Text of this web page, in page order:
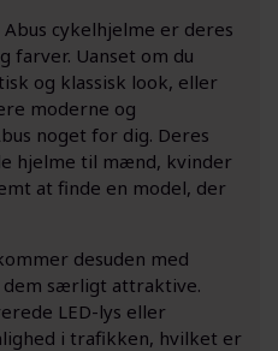
cykelhjelme er deres
farver. Uanset om du
og klassisk look, eller
moderne og
noget for dig. Deres
hjelme til mænd, kvinder
at finde en model, der
desuden med
særligt attraktive.
LED-lys eller
i trafikken, hvilket er